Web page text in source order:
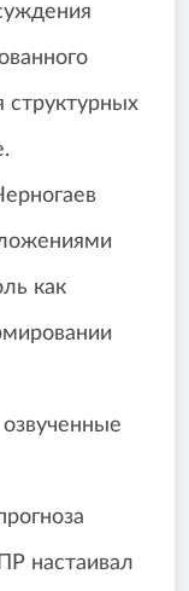
как
настаивал